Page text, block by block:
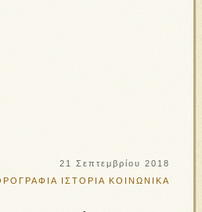
21 Σεπτεμβρίου 2018
ΙΣΤΟΡΙΑ ΚΟΙΝΩΝΙΚΑ